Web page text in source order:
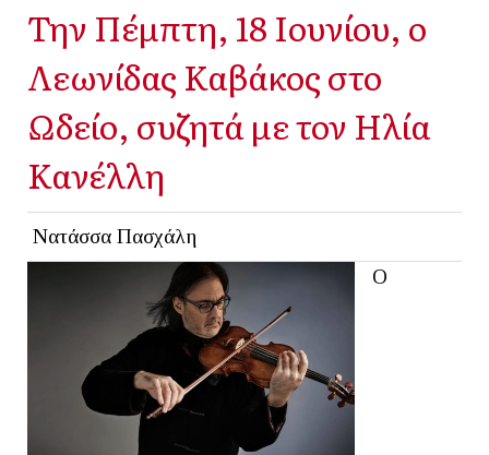
Την Πέμπτη, 18 Ιουνίου, ο
Λεωνίδας Καβάκος στο
Ωδείο, συζητά με τον Ηλία
Κανέλλη
Νατάσσα Πασχάλη
Ο